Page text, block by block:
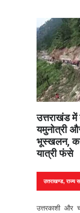
उत्तराखंड में
यमुनोत्री
भूस्खलन, कई
यात्री फंसे
उत्तराखण्ड,राज्य
उत्तरकाशी और